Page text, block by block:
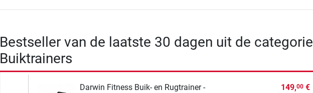
Bestseller van de laatste 30 dagen uit de categorie
Buiktrainers
Darwin Fitness Buik- en Rugtrainer -
149,00 €